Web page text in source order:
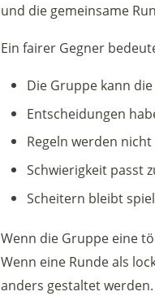
und die gemeinsame
Ein fairer Gegner
Die Gruppe kann
Entscheidungen
Regeln werden
Schwierigkeit passt
Scheitern bleibt
Wenn die Gruppe eine
Wenn eine Runde als
anders gestaltet werden.